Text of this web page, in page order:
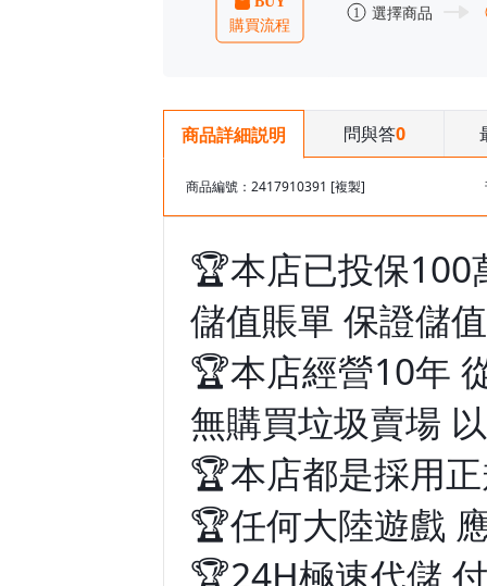
商品詳細説明 問與答0
商品編號：2417910391 [複製]
🏆本店已投保100
儲值賬單 保證儲
🏆本店經營10年
無購買垃圾賣場
🏆本店都是採用
🏆任何大陸遊戲
🏆24H極速代儲